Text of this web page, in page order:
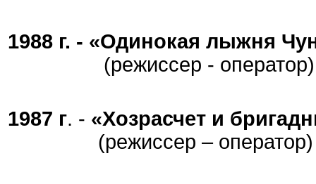
1988 г. - «Одинокая лыжня
(режиссер - оператор)
1987 г. - «Хозрасчет и
(режиссер – оператор)